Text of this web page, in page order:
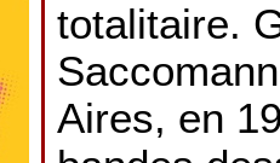
totalitaire.
Aires, en